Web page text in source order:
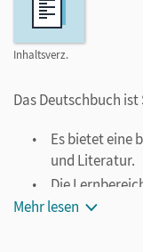
Inhaltsverz.
Das Deutschbuch
Es bietet eine
und Literatur.
Die
sinnvoll
Mehr lesen